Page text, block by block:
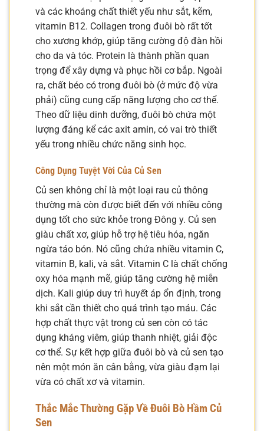
và các khoáng chất thiết yếu như sắt, kẽm,
vitamin B12. Collagen trong đuôi bò rất tốt
cho xương khớp, giúp tăng cường độ đàn hồi
cho da và tóc. Protein là thành phần quan
trọng để xây dựng và phục hồi cơ bắp. Ngoài
ra, chất béo có trong đuôi bò (ở mức độ vừa
phải) cũng cung cấp năng lượng cho cơ thể.
Theo dữ liệu dinh dưỡng, đuôi bò chứa một
lượng đáng kể các axit amin, có vai trò thiết
yếu trong nhiều chức năng sinh học.
Công Dụng Tuyệt Vời Của Củ Sen
Củ sen không chỉ là một loại rau củ thông
thường mà còn được biết đến với nhiều công
dụng tốt cho sức khỏe trong Đông y. Củ sen
giàu chất xơ, giúp hỗ trợ hệ tiêu hóa, ngăn
ngừa táo bón. Nó cũng chứa nhiều vitamin C,
vitamin B, kali, và sắt. Vitamin C là chất chống
oxy hóa mạnh mẽ, giúp tăng cường hệ miễn
dịch. Kali giúp duy trì huyết áp ổn định, trong
khi sắt cần thiết cho quá trình tạo máu. Các
hợp chất thực vật trong củ sen còn có tác
dụng kháng viêm, giúp thanh nhiệt, giải độc
cơ thể. Sự kết hợp giữa đuôi bò và củ sen tạo
nên một món ăn cân bằng, vừa giàu đạm lại
vừa có chất xơ và vitamin.
Thắc Mắc Thường Gặp Về Đuôi Bò Hầm Củ
Sen